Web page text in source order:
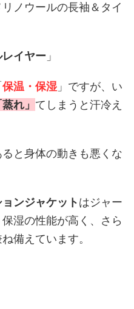
ノウールの長袖＆タイ
レイヤー 」
保温・保湿 」ですが、い
蒸れ」 てしまうと汗冷え
ると身体の動きも悪くな
ンジャケットはジャー
湿の性能が高く、さら
備えています。